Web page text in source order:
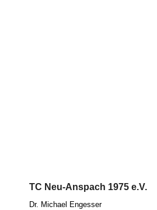
TC Neu-Anspach 1975 e.V.
Dr. Micha­el Eng­es­ser